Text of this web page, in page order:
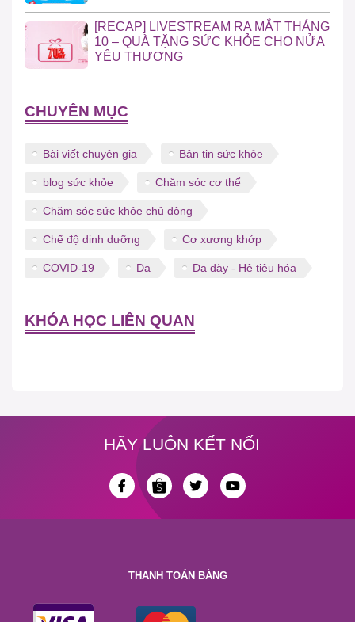
[RECAP] LIVESTREAM RA MẮT THÁNG
10 – QUÀ TẶNG SỨC KHỎE CHO NỬA
YÊU THƯƠNG
CHUYÊN MỤC
Bài viết chuyên gia Bản tin sức khỏe
blog sức khỏe Chăm sóc cơ thể
Chăm sóc sức khỏe chủ động
Chế độ dinh dưỡng Cơ xương khớp
COVID-19 Da Dạ dày - Hệ tiêu hóa
KHÓA HỌC LIÊN QUAN
HÃY LUÔN KẾT NỐI
THANH TOÁN BẰNG